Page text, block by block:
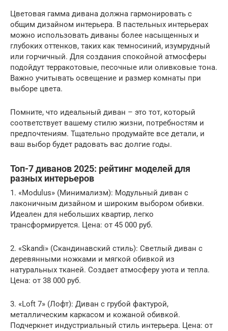
Цветовая гамма дивана должна гармонировать с
общим дизайном интерьера. В пастельных интерьерах
можно использовать диваны более насыщенных и
глубоких оттенков, таких как темносиний, изумрудный
или горчичный. Для создания спокойной атмосферы
подойдут терракотовые, песочные или оливковые тона.
Важно учитывать освещение и размер комнаты при
выборе цвета.
Помните, что идеальный диван – это тот, который
соответствует вашему стилю жизни, потребностям и
предпочтениям. Тщательно продумайте все детали, и
ваш выбор будет радовать вас долгие годы.
Топ-7 диванов 2025: рейтинг моделей для
разных интерьеров
1. «Modulus» (Минимализм): Модульный диван с
лаконичным дизайном и широким выбором обивки.
Идеален для небольших квартир, легко
трансформируется. Цена: от 45 000 руб.
2. «Skandi» (Скандинавский стиль): Светлый диван с
деревянными ножками и мягкой обивкой из
натуральных тканей. Создает атмосферу уюта и тепла.
Цена: от 38 000 руб.
3. «Loft 7» (Лофт): Диван с грубой фактурой,
металлическим каркасом и кожаной обивкой.
Подчеркнет индустриальный стиль интерьера. Цена: от